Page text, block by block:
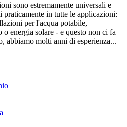
sono estremamente universali e
praticamente in tutte le applicazioni:
per l'acqua potabile,
o energia solare - e questo non ci fa
abbiamo molti anni di esperienza...